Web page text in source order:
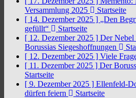
Versammlung 2025
Startseite
[ 14. Dezember 2025 ] „Den
gefüllt“
Startseite
[ 12. Dezember 2025 ] Der Nebel
Borussias Siegeshoffnungen
[ 12. Dezember 2025 ] Viele
[ 11. Dezember 2025 ] Der
Startseite
[ 9. Dezember 2025 ] Ellenfeld-
dürfen feiern
Startseite